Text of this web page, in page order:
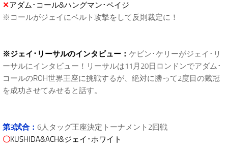
✕アダム･コール&ハングマン･ペイジ
※コールがジェイにベルト攻撃をして反則裁定に！
※ジェイ･リーサルのインタビュー： ケビン･ケリーがジェイ･リ
ーサルにインタビュー！リーサルは11月20日ロンドンでアダム･
コールのROH世界王座に挑戦するが、絶対に勝って2度目の戴冠
を成功させてみせると話す。
第3試合： 6人タッグ王座決定トーナメント2回戦
〇KUSHIDA&ACH&ジェイ･ホワイト